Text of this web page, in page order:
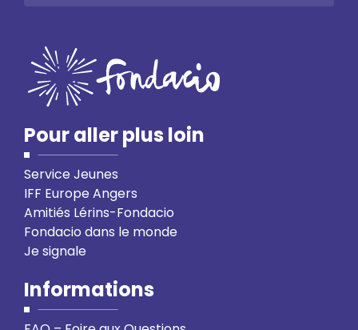
Pour aller plus loin
Service Jeunes
IFF Europe Angers
Amitiés Lérins-Fondacio
Fondacio dans le monde
Je signale
Informations